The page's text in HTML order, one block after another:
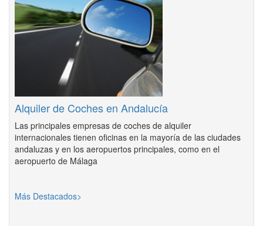
Alquiler de Coches en Andalucía
Las principales empresas de coches de alquiler
internacionales tienen oficinas en la mayoría de las ciudades
andaluzas y en los aeropuertos principales, como en el
aeropuerto de Málaga
Más Destacados>